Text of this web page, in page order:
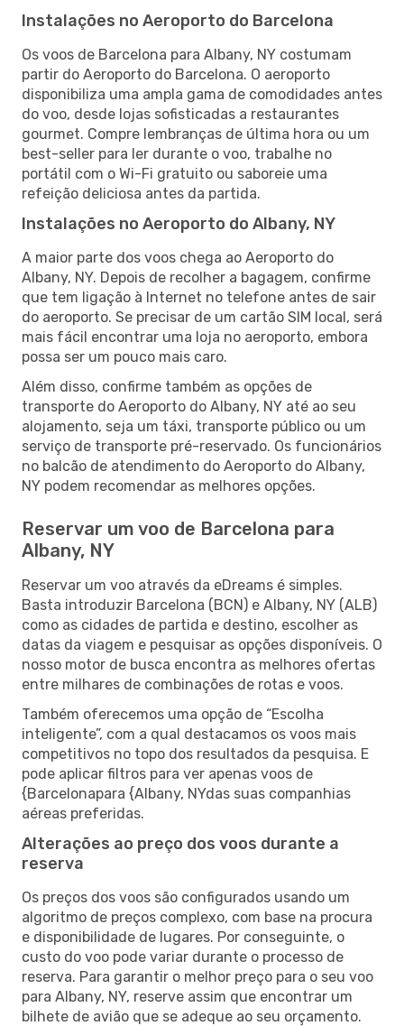
Instalações no Aeroporto do Barcelona
Os voos de Barcelona para Albany, NY costumam
partir do Aeroporto do Barcelona. O aeroporto
disponibiliza uma ampla gama de comodidades antes
do voo, desde lojas sofisticadas a restaurantes
gourmet. Compre lembranças de última hora ou um
best-seller para ler durante o voo, trabalhe no
portátil com o Wi-Fi gratuito ou saboreie uma
refeição deliciosa antes da partida.
Instalações no Aeroporto do Albany, NY
A maior parte dos voos chega ao Aeroporto do
Albany, NY. Depois de recolher a bagagem, confirme
que tem ligação à Internet no telefone antes de sair
do aeroporto. Se precisar de um cartão SIM local, será
mais fácil encontrar uma loja no aeroporto, embora
possa ser um pouco mais caro.
Além disso, confirme também as opções de
transporte do Aeroporto do Albany, NY até ao seu
alojamento, seja um táxi, transporte público ou um
serviço de transporte pré-reservado. Os funcionários
no balcão de atendimento do Aeroporto do Albany,
NY podem recomendar as melhores opções.
Reservar um voo de Barcelona para
Albany, NY
Reservar um voo através da eDreams é simples.
Basta introduzir Barcelona (BCN) e Albany, NY (ALB)
como as cidades de partida e destino, escolher as
datas da viagem e pesquisar as opções disponíveis. O
nosso motor de busca encontra as melhores ofertas
entre milhares de combinações de rotas e voos.
Também oferecemos uma opção de “Escolha
inteligente”, com a qual destacamos os voos mais
competitivos no topo dos resultados da pesquisa. E
pode aplicar filtros para ver apenas voos de
{Barcelonapara {Albany, NYdas suas companhias
aéreas preferidas.
Alterações ao preço dos voos durante a
reserva
Os preços dos voos são configurados usando um
algoritmo de preços complexo, com base na procura
e disponibilidade de lugares. Por conseguinte, o
custo do voo pode variar durante o processo de
reserva. Para garantir o melhor preço para o seu voo
para Albany, NY, reserve assim que encontrar um
bilhete de avião que se adeque ao seu orçamento.